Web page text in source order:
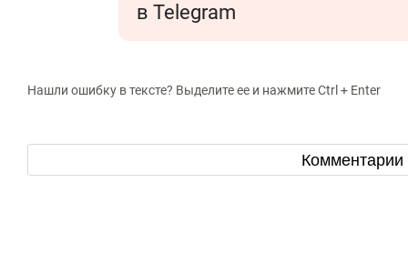
в Telegram
Нашли ошибку в тексте? Выделите ее и нажмите Ctrl + Enter
Комментарии